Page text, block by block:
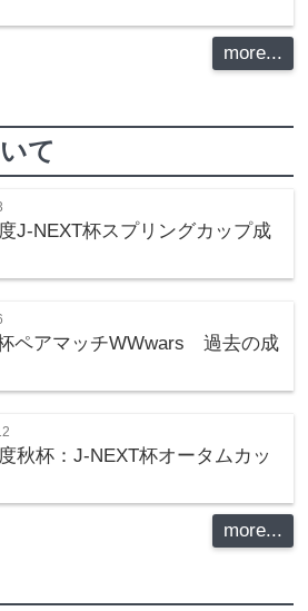
more...
て
J-NEXT杯スプリングカップ成
ペアマッチWWwars 過去の成
秋杯：J-NEXT杯オータムカッ
more...